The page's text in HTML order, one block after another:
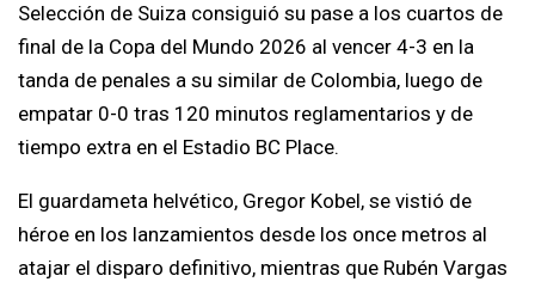
Selección de Suiza consiguió su pase a los cuartos de
final de la Copa del Mundo 2026 al vencer 4-3 en la
tanda de penales a su similar de Colombia, luego de
empatar 0-0 tras 120 minutos reglamentarios y de
tiempo extra en el Estadio BC Place.
El guardameta helvético, Gregor Kobel, se vistió de
héroe en los lanzamientos desde los once metros al
atajar el disparo definitivo, mientras que Rubén Vargas